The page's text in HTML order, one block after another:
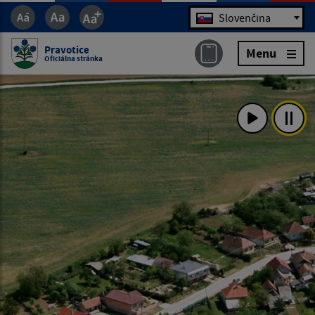
Jazyk Slovenčina
Pravotice
Oficiálna stránka Menu